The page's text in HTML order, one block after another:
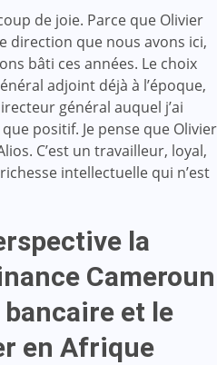
de joie. Parce que Olivier
direction que nous avons ici,
bâti ces années. Le choix
adjoint déjà à l’époque,
général auquel j’ai
positif. Je pense que Olivier
C’est un travailleur, loyal,
intellectuelle qui n’est
la
Cameroun
et le
en Afrique